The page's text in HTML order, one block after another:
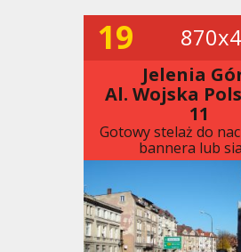
19
Jelenia
Al. Wojska
11
Gotowy stelaż do
bannera lub